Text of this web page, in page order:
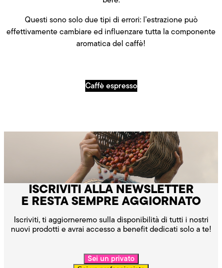
Questi sono solo due tipi di errori: l’estrazione può
effettivamente cambiare ed influenzare tutta la componente
aromatica del caffè!
Caffè espresso
ISCRIVITI ALLA NEWSLETTER
E RESTA SEMPRE AGGIORNATO
Iscriviti, ti aggiorneremo sulla disponibilità di tutti i nostri
nuovi prodotti e avrai accesso a benefit dedicati solo a te!
Sei un privato